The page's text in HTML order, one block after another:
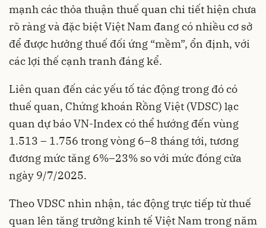
mạnh các thỏa thuận thuế quan chi tiết hiện chưa
rõ ràng và đặc biệt Việt Nam đang có nhiều cơ sở
để được hưởng thuế đối ứng “mềm”, ổn định, với
các lợi thế cạnh tranh đáng kể.
Liên quan đến các yếu tố tác động trong đó có
thuế quan, Chứng khoán Rồng Việt (VDSC) lạc
quan dự báo VN-Index có thể hướng đến vùng
1.513 – 1.756 trong vòng 6–8 tháng tới, tương
đương mức tăng 6%–23% so với mức đóng cửa
ngày 9/7/2025.
Theo VDSC nhìn nhận, tác động trực tiếp từ thuế
quan lên tăng trưởng kinh tế Việt Nam trong năm